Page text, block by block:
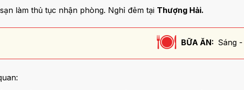
làm thủ tục nhận phòng. Nghỉ đêm tại Thượng Hải.
BỮA ĂN: Sáng